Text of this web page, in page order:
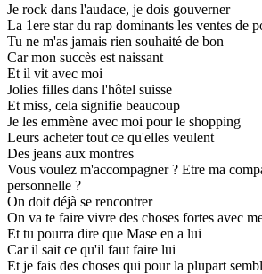
Je rock dans l'audace, je dois gouverner
La 1ere star du rap dominants les ventes de
Tu ne m'as jamais rien souhaité de bon
Car mon succès est naissant
Et il vit avec moi
Jolies filles dans l'hôtel suisse
Et miss, cela signifie beaucoup
Je les emmène avec moi pour le shopping
Leurs acheter tout ce qu'elles veulent
Des jeans aux montres
Vous voulez m'accompagner ? Etre ma
personnelle ?
On doit déjà se rencontrer
On va te faire vivre des choses fortes avec
Et tu pourra dire que Mase en a lui
Car il sait ce qu'il faut faire lui
Et je fais des choses qui pour la plupart